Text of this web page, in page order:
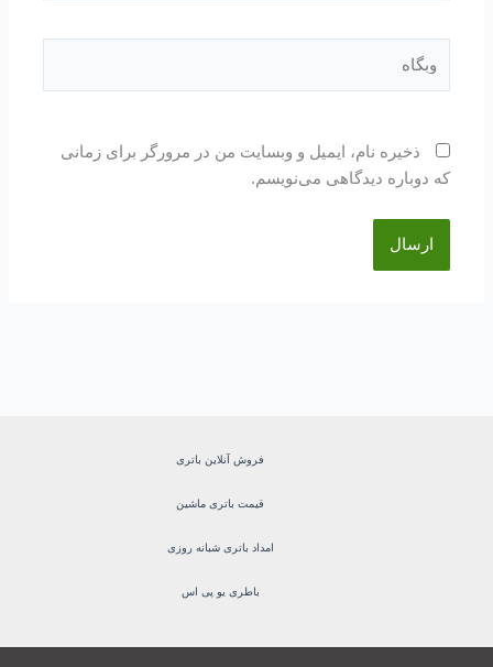
ذخیره نام، ایمیل و وبسایت من در مرورگر برای زمانی
که دوباره دیدگاهی می‌نویسم.
فروش آنلاین باتری
قیمت باتری ماشین
امداد باتری شبانه روزی
باطری یو پی اس